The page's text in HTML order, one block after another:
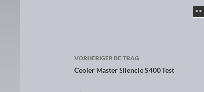
<<
Beitragsnavigation
VORHERIGER BEITRAG
Cooler Master Silencio S400 Test